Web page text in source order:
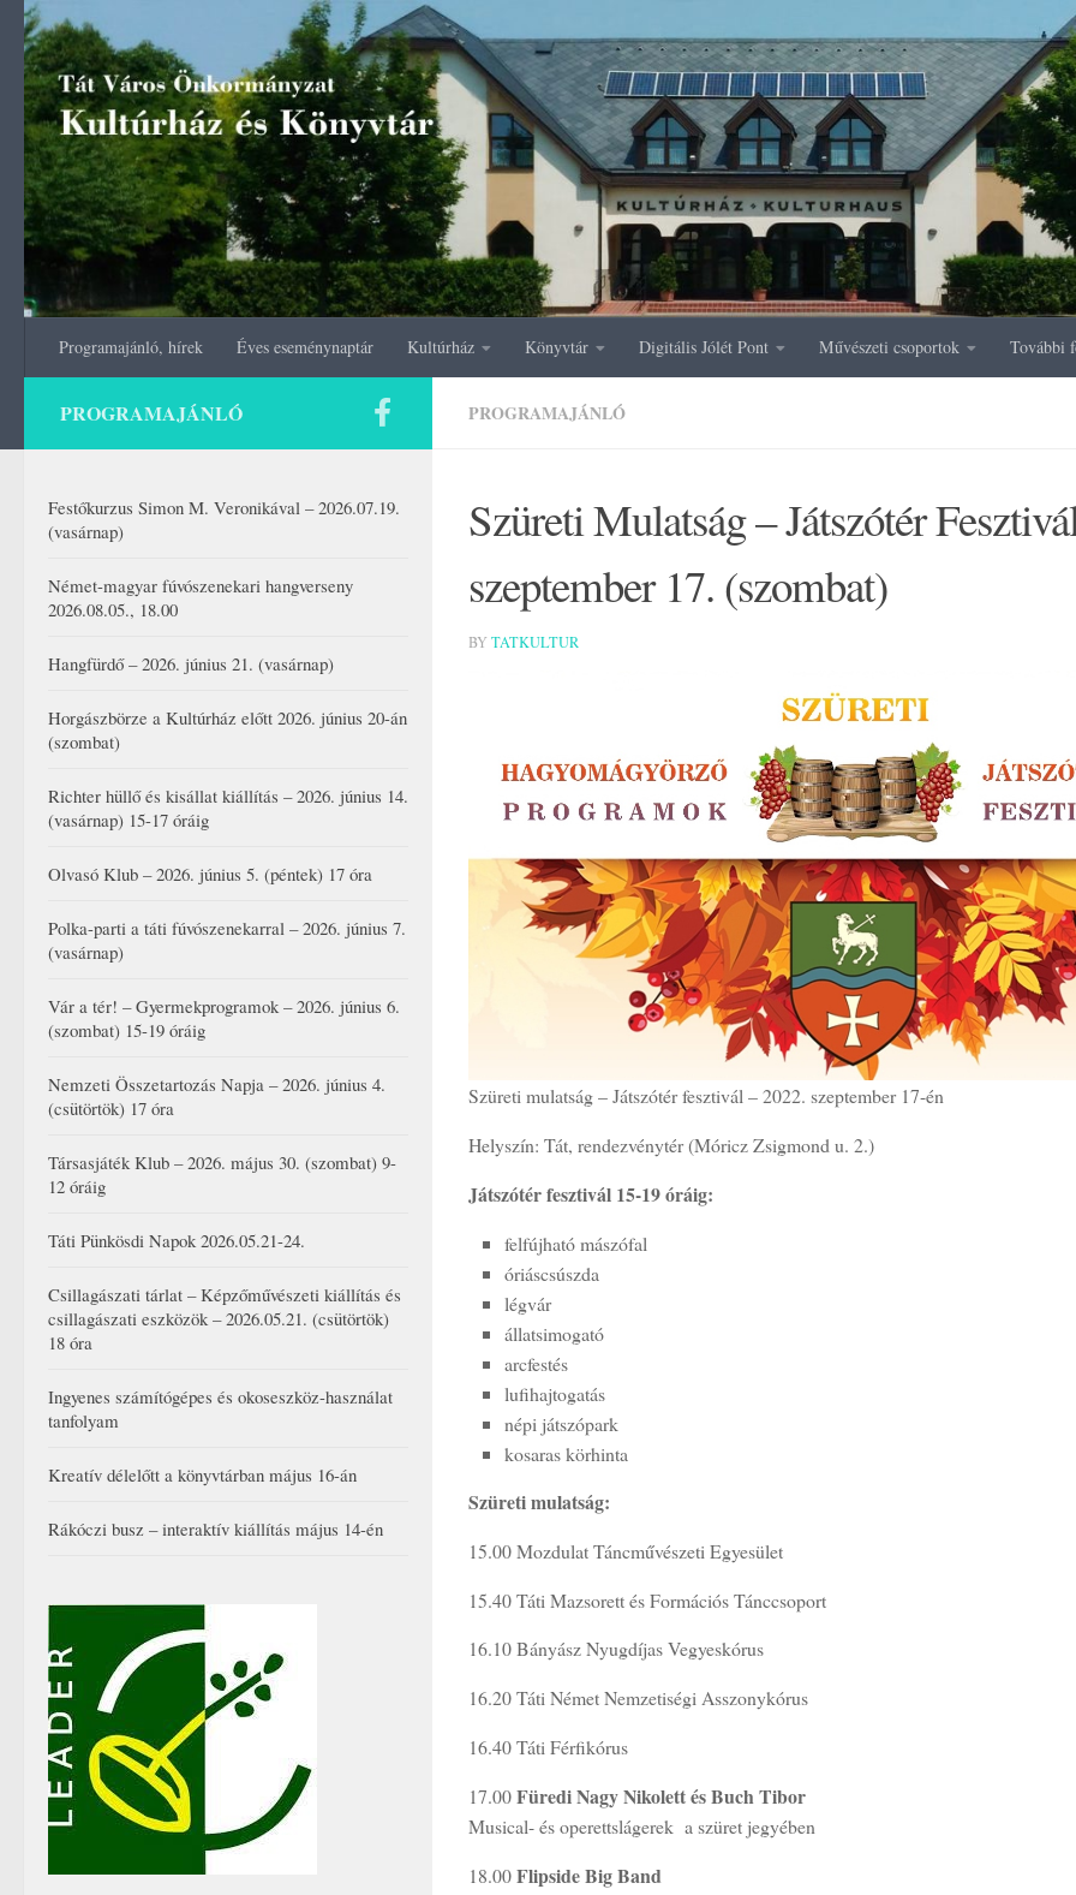
Skip to content
Programajánló, hírek Éves eseménynaptár Kultúrház Könyvtár Digitális Jólét Pont Művészeti csoportok További
PROGRAMAJÁNLÓ
Szüreti Mulatság – Játszótér
szeptember 17. (szombat)
BY TATKULTUR
Szüreti mulatság – Játszótér fesztivál – 2022. szeptember 17-én
Helyszín: Tát, rendezvénytér (Móricz Zsigmond u. 2.)
Játszótér fesztivál 15-19 óráig:
felfújható mászófal
óriáscsúszda
légvár
állatsimogató
arcfestés
lufihajtogatás
népi játszópark
kosaras körhinta
Szüreti mulatság:
15.00 Mozdulat Táncművészeti Egyesület
15.40 Táti Mazsorett és Formációs Tánccsoport
16.10 Bányász Nyugdíjas Vegyeskórus
16.20 Táti Német Nemzetiségi Asszonykórus
16.40 Táti Férfikórus
17.00Füredi Nagy Nikolett és Buch Tibor
Musical- és operettslágerek a szüret jegyében
18.00Flipside Big Band
PROGRAMAJÁNLÓ
Festőkurzus Simon M. Veronikával – 2026.07.19.
(vasárnap)
Német-magyar fúvószenekari hangverseny
2026.08.05., 18.00
Hangfürdő – 2026. június 21. (vasárnap)
Horgászbörze a Kultúrház előtt 2026. június 20-án
(szombat)
Richter hüllő és kisállat kiállítás – 2026. június 14.
(vasárnap) 15-17 óráig
Olvasó Klub – 2026. június 5. (péntek) 17 óra
Polka-parti a táti fúvószenekarral – 2026. június 7.
(vasárnap)
Vár a tér! – Gyermekprogramok – 2026. június 6.
(szombat) 15-19 óráig
Nemzeti Összetartozás Napja – 2026. június 4.
(csütörtök) 17 óra
Társasjáték Klub – 2026. május 30. (szombat) 9-
12 óráig
Táti Pünkösdi Napok 2026.05.21-24.
Csillagászati tárlat – Képzőművészeti kiállítás és
csillagászati eszközök – 2026.05.21. (csütörtök)
18 óra
Ingyenes számítógépes és okoseszköz-használat
tanfolyam
Kreatív délelőtt a könyvtárban május 16-án
Rákóczi busz – interaktív kiállítás május 14-én